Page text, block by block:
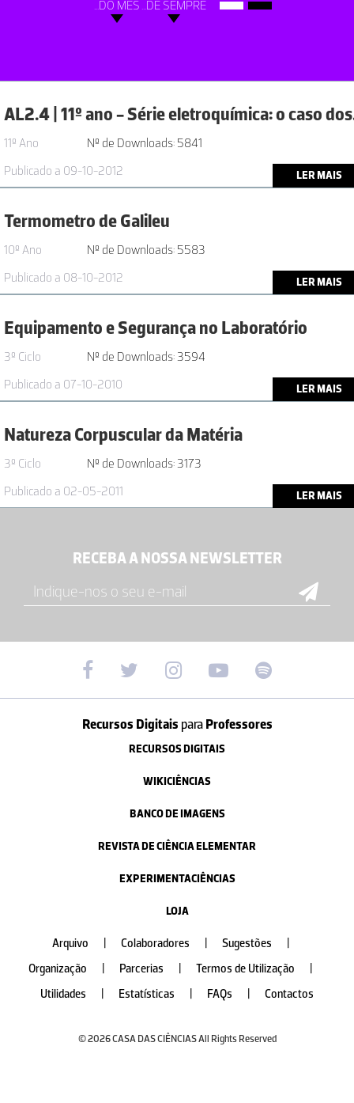
...DO MÊS ...DE SEMPRE
11º Ano
Nº de Downloads: 5841
Publicado a 09-10-2012
LER MAIS
Termometro de Galileu
10º Ano
Nº de Downloads: 5583
Publicado a 08-10-2012
LER MAIS
Equipamento e Segurança no Laboratório
3º Ciclo
Nº de Downloads: 3594
Publicado a 07-10-2010
LER MAIS
Natureza Corpuscular da Matéria
3º Ciclo
Nº de Downloads: 3173
Publicado a 02-05-2011
LER MAIS
RECEBA A NOSSA NEWSLETTER
Recursos Digitais paraProfessores
RECURSOS DIGITAIS
WIKICIÊNCIAS
BANCO DE IMAGENS
REVISTA DE CIÊNCIA ELEMENTAR
EXPERIMENTACIÊNCIAS
LOJA
Arquivo Colaboradores Sugestões
Organização
Parcerias Termos de Utilização
Utilidades
Estatísticas FAQs Contactos
© 2026 CASA DAS CIÊNCIAS All Rights Reserved